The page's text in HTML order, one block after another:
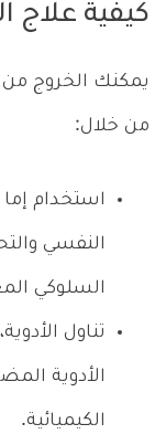
كيفية علاج
يمكنك الخروج من
من خلال:
استخدام
النفسي
السلوكي
تناول
الأدوية
الكيميائية.